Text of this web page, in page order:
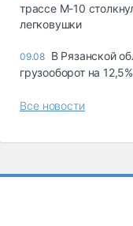
трассе М-10
легковушки
09.08 В Рязанской
грузооборот на
Все новости